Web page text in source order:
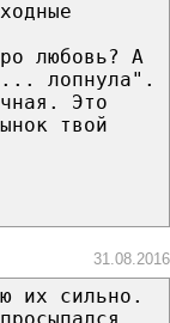
любовь? А
лопнула".
Это
твой
31.08.2016
их сильно.